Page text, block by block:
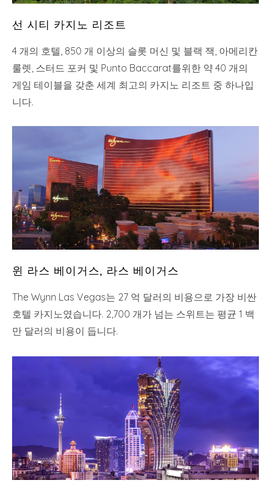
선 시티 카지노 리조트
4 개의 호텔, 850 개 이상의 슬롯 머신 및 블랙 잭, 아메리칸
룰렛, 스터드 포커 및 Punto Baccarat를위한 약 40 개의
게임 테이블을 갖춘 세계 최고의 카지노 리조트 중 하나입
니다.
윈 라스 베이거스, 라스 베이거스
The Wynn Las Vegas는 27 억 달러의 비용으로 가장 비싼
호텔 카지노였습니다. 2,700 개가 넘는 스위트는 평균 1 백
만 달러의 비용이 듭니다.